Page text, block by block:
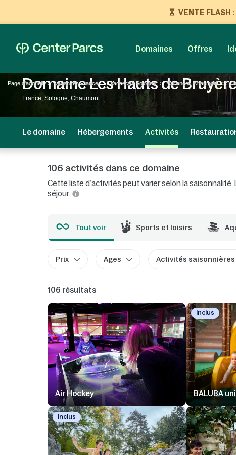
VENTE
Domaines Offres
Page d'accueil Vacances France Vacances Sologne Vacances Chaumont
Domaine Les Hauts de
France, Sologne, Chaumont
Le domaine Hébergements Activités
106 activités dans ce domaine
Cette liste d’activités peut varier selon la
séjour.
Tout voir Sports et loisirs
Prix Ages Activités saisonnières
106 résultats
Air Hockey
Inclus
BALUBA
Inclus